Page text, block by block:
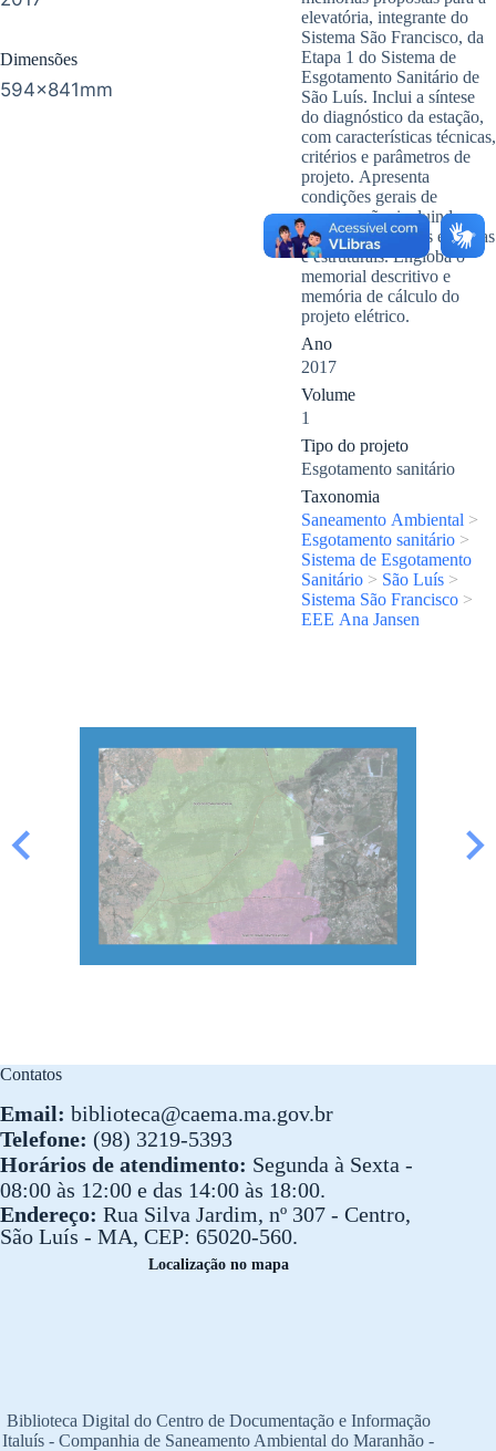
Dimensões
594x841mm
elevatória, integrante do
Sistema São Francisco, da
Etapa 1 do Sistema de
Esgotamento Sanitário de
São Luís. Inclui a síntese
do diagnóstico da estação,
com características técnicas,
critérios e parâmetros de
projeto. Apresenta
condições gerais de
conservação, incluindo
ações de melhorias externas
e estruturais. Engloba o
memorial descritivo e
memória de cálculo do
projeto elétrico.
Ano
2017
Volume
1
Tipo do projeto
Esgotamento sanitário
Taxonomia
Saneamento Ambiental >
Esgotamento sanitário >
Sistema de Esgotamento
Sanitário > São Luís >
Sistema São Francisco >
EEE Ana Jansen
Contatos
Email: biblioteca@caema.ma.gov.br
Telefone: (98) 3219-5393
Horários de atendimento: Segunda à Sexta -
08:00 às 12:00 e das 14:00 às 18:00.
Endereço: Rua Silva Jardim, nº 307 - Centro,
São Luís - MA, CEP: 65020-560.
Localização no mapa
Biblioteca Digital do Centro de Documentação e Informação
Italuís - Companhia de Saneamento Ambiental do Maranhão -